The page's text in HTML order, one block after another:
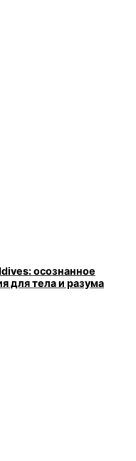
осознанное
для тела и разума